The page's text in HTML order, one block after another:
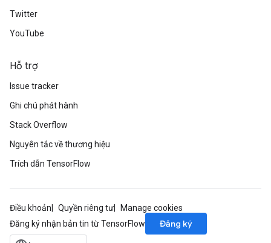
Twitter
YouTube
Hỗ trợ
Issue tracker
Ghi chú phát hành
Stack Overflow
Nguyên tắc về thương hiệu
Trích dẫn TensorFlow
Điều khoản Quyền riêng tư
Manage cookies
Đăng ký nhận bản tin từ TensorFlow
Đăng ký